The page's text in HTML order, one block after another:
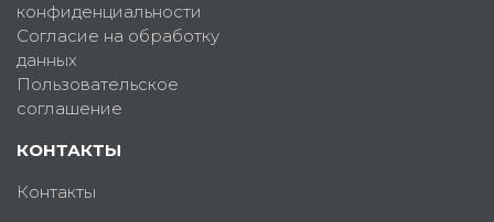
конфиденциальности
Согласие на обработку
данных
Пользовательское
соглашение
КОНТАКТЫ
Контакты